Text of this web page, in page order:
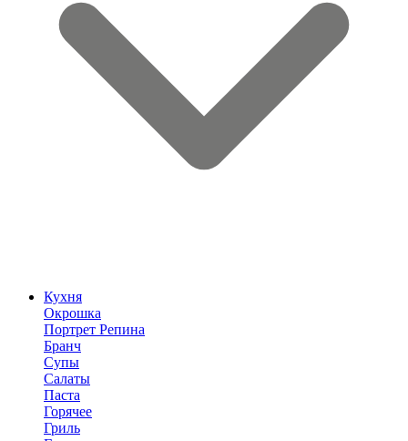
Кухня
Окрошка
Портрет Репина
Бранч
Супы
Салаты
Паста
Горячее
Гриль